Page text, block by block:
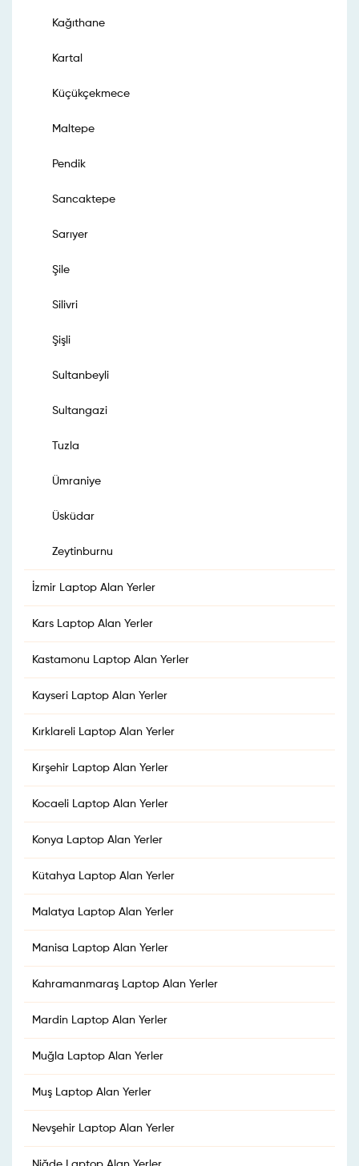
Kağıthane
Kartal
Küçükçekmece
Maltepe
Pendik
Sancaktepe
Sarıyer
Şile
Silivri
Şişli
Sultanbeyli
Sultangazi
Tuzla
Ümraniye
Üsküdar
Zeytinburnu
İzmir Laptop Alan Yerler
Kars Laptop Alan Yerler
Kastamonu Laptop Alan Yerler
Kayseri Laptop Alan Yerler
Kırklareli Laptop Alan Yerler
Kırşehir Laptop Alan Yerler
Kocaeli Laptop Alan Yerler
Konya Laptop Alan Yerler
Kütahya Laptop Alan Yerler
Malatya Laptop Alan Yerler
Manisa Laptop Alan Yerler
Kahramanmaraş Laptop Alan Yerler
Mardin Laptop Alan Yerler
Muğla Laptop Alan Yerler
Muş Laptop Alan Yerler
Nevşehir Laptop Alan Yerler